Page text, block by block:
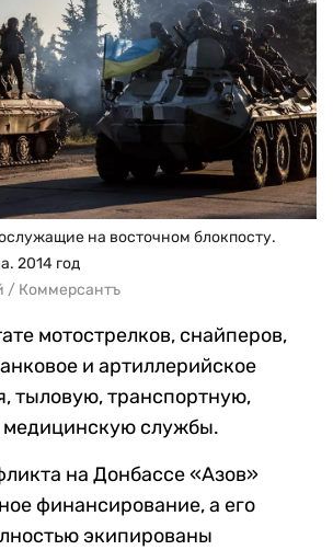
на восточном блокпосту.
2014 год
/ Коммерсантъ
мотострелков, снайперов,
и артиллерийское
тыловую, транспортную,
службы.
на Донбассе «Азов»
финансирование, а его
экипированы